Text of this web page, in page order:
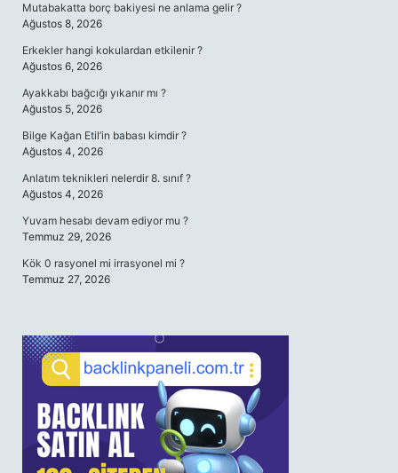
Mutabakatta borç bakiyesi ne anlama gelir ?
Ağustos 8, 2026
Erkekler hangi kokulardan etkilenir ?
Ağustos 6, 2026
Ayakkabı bağcığı yıkanır mı ?
Ağustos 5, 2026
Bilge Kağan Etil’in babası kimdir ?
Ağustos 4, 2026
Anlatım teknikleri nelerdir 8. sınıf ?
Ağustos 4, 2026
Yuvam hesabı devam ediyor mu ?
Temmuz 29, 2026
Kök 0 rasyonel mi irrasyonel mi ?
Temmuz 27, 2026